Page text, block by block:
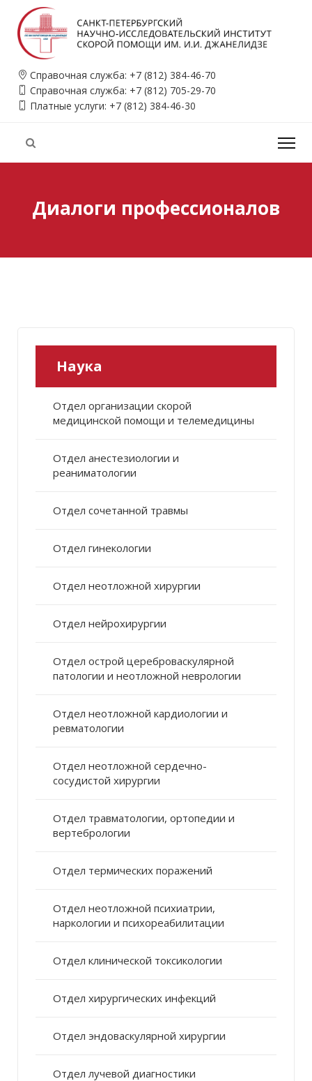
Справочная служба: +7 (812) 384-46-70
Справочная служба: +7 (812) 705-29-70
Платные услуги: +7 (812) 384-46-30
Диалоги профессионалов
Наука
Отдел организации скорой
медицинской помощи и телемедицины
Отдел анестезиологии и
реаниматологии
Отдел сочетанной травмы
Отдел гинекологии
Отдел неотложной хирургии
Отдел нейрохирургии
Отдел острой цереброваскулярной
патологии и неотложной неврологии
Отдел неотложной кардиологии и
ревматологии
Отдел неотложной сердечно-
сосудистой хирургии
Отдел травматологии, ортопедии и
вертебрологии
Отдел термических поражений
Отдел неотложной психиатрии,
наркологии и психореабилитации
Отдел клинической токсикологии
Отдел хирургических инфекций
Отдел эндоваскулярной хирургии
Отдел лучевой диагностики